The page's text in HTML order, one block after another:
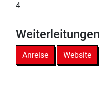
4
Weiterleitungen
Anreise Website